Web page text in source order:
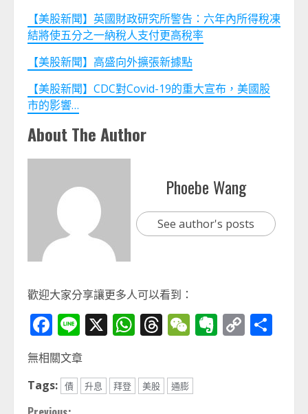
【美股新聞】英國財政研究所警告：六年內所得稅凍
結將使五分之一納稅人支付更高稅率
【美股新聞】高盛向外擴張新據點
【美股新聞】CDC對Covid-19的重大宣布，美國股
市的影響…
About The Author
Phoebe Wang
See author's posts
歡迎大家分享讓更多人可以看到：
Facebook
Line
X WhatsApp
Threads
WeChat
Evernote
Copy
無相關文章
Tags: 債 升息 拜登 美股 通膨